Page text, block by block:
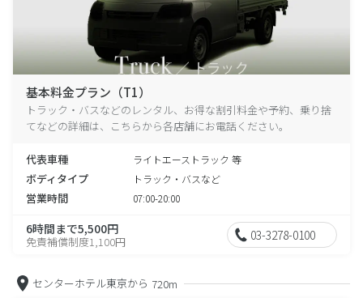
基本料金プラン（T1）
トラック・バスなどのレンタル、お得な割引料金や予約、乗り捨
てなどの詳細は、こちらから各店舗にお電話ください。
代表車種 ライトエーストラック 等
ボディタイプ トラック・バスなど
営業時間 07:00-20:00
6時間まで5,500円
免責補償制度1,100円 03-3278-0100
センターホテル東京から 720m